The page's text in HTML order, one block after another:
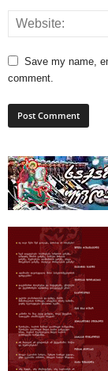
Save my name,
comment.